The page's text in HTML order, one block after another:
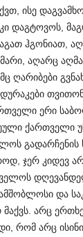
ისე
დაგტოვოს,
ჰგონიათ,
აღარც
ღარიბები
ერი
ქართველი
გადარჩენის
ჯერ კიდევ
და
მაქვს. არც
რომ არც